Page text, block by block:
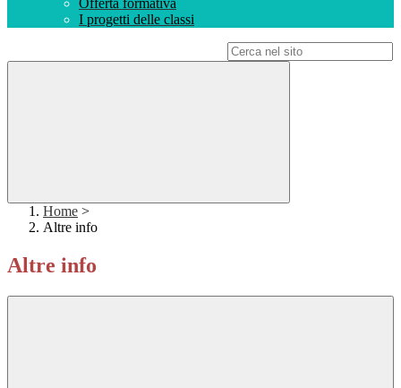
Offerta formativa
I progetti delle classi
Home >
Altre info
Altre info